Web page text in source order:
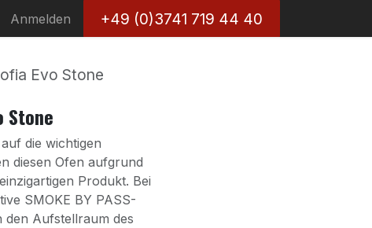
Anmelden +49 (0)3741 719 44 40
Evo Stone
Stone
die wichtigen
diesen Ofen aufgrund
Produkt. Bei
SMOKE BY PASS-
den Aufstellraum des